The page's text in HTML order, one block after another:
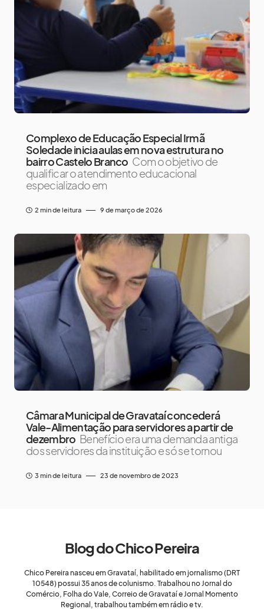
Complexo de Educação Especial Irmã
Soledade inicia aulas em nova estrutura no
bairro Castelo Branco Com o objetivo de
qualificar o atendimento educacional
especializado em
2 min de leitura 9 de março de 2026
Câmara Municipal de Gravataí concederá
Vale-Alimentação para servidores a partir de
dezembro Benefício era uma demanda antiga
dos servidores da instituição e só se tornou
3 min de leitura 23 de novembro de 2023
Blog do Chico Pereira
Chico Pereira nasceu em Gravataí, habilitado em jornalismo (DRT
10548) possui 35 anos de colunismo. Trabalhou no Jornal do
Comércio, Folha do Vale, Correio de Gravataí e Jornal Momento
Regional, trabalhou também em rádio e tv.